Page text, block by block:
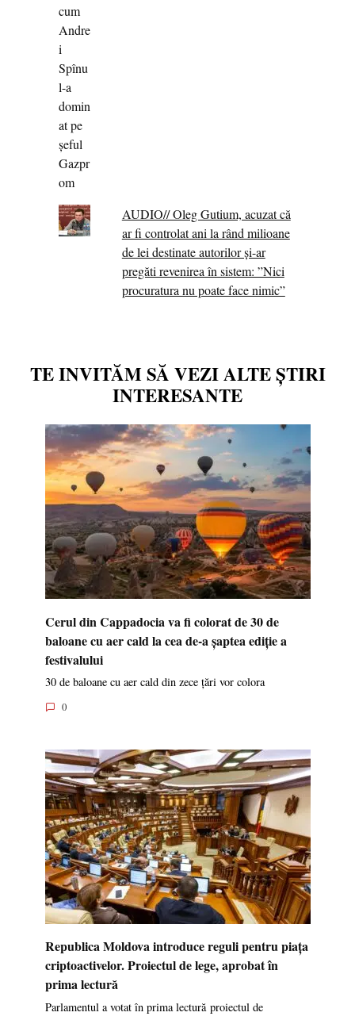
AUDIO// Oleg Gutium, acuzat că
ar fi controlat ani la rând milioane
de lei destinate autorilor și-ar
pregăti revenirea în sistem: ”Nici
procuratura nu poate face nimic”
TE INVITĂM SĂ VEZI ALTE ȘTIRI
INTERESANTE
Cerul din Cappadocia va fi colorat de 30 de
baloane cu aer cald la cea de-a șaptea ediție a
festivalului
30 de baloane cu aer cald din zece țări vor colora
0
Republica Moldova introduce reguli pentru piața
criptoactivelor. Proiectul de lege, aprobat în
prima lectură
Parlamentul a votat în prima lectură proiectul de